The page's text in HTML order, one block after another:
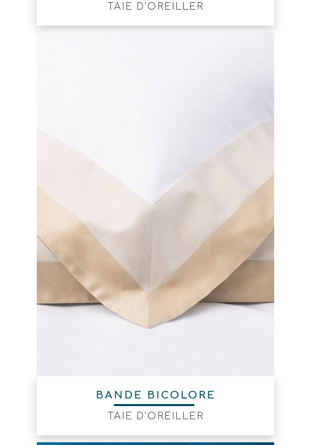
TAIE D'OREILLER
BANDE BICOLORE
TAIE D'OREILLER